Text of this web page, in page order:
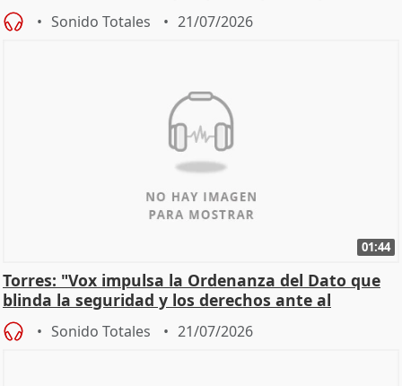
incendios
Sonido Totales 21/07/2026
01:44
Torres: "Vox impulsa la Ordenanza del Dato que
blinda la seguridad y los derechos ante al
control"
Sonido Totales 21/07/2026